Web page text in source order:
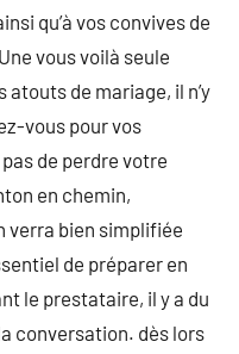
qu’à vos convives de
vous voilà seule
de mariage, il n’y
vous pour vos
de perdre votre
en chemin,
verra bien simplifiée
de préparer en
le prestataire, il y a du
conversation. dès lors